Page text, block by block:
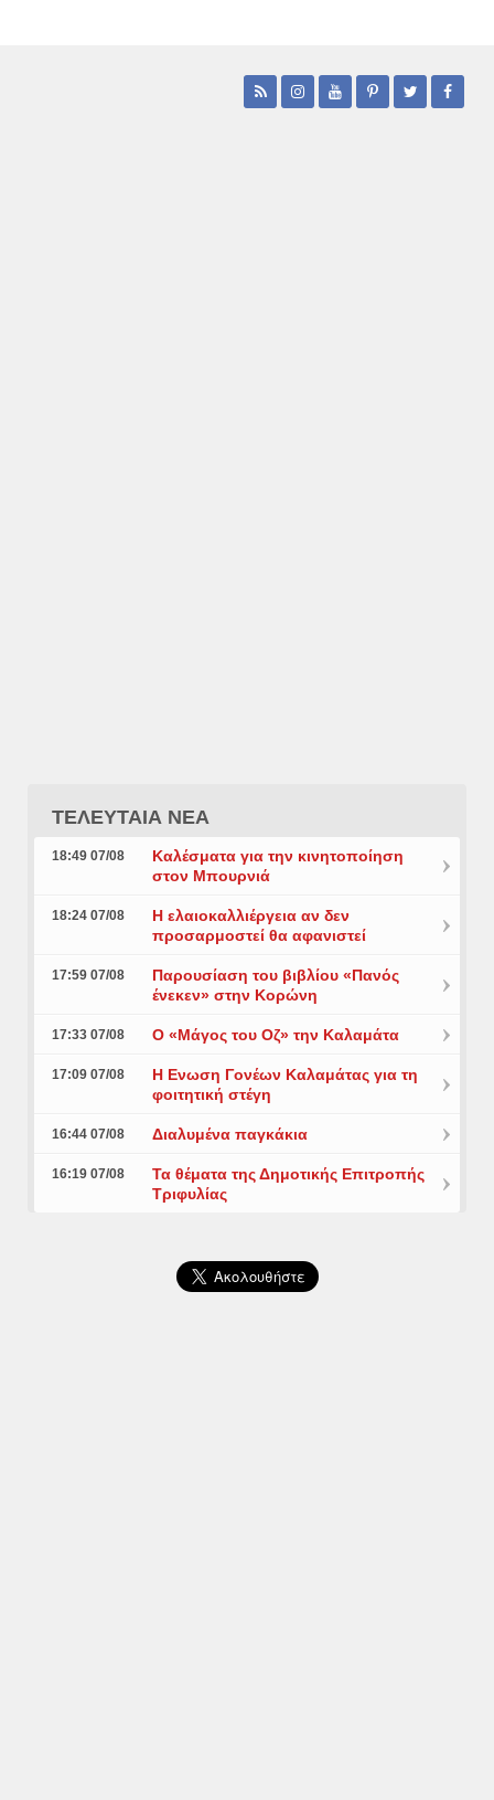
ΤΕΛΕΥΤΑΙΑ ΝΕΑ
18:49 07/08
Καλέσματα για την κινητοποίηση
στον Μπουρνιά
18:24 07/08
Η ελαιοκαλλιέργεια αν δεν
προσαρμοστεί θα αφανιστεί
17:59 07/08
Παρουσίαση του βιβλίου «Πανός
ένεκεν» στην Κορώνη
17:33 07/08 Ο «Μάγος του Οζ» την Καλαμάτα
17:09 07/08
Η Ενωση Γονέων Καλαμάτας για τη
φοιτητική στέγη
16:44 07/08 Διαλυμένα παγκάκια
16:19 07/08
Τα θέματα της Δημοτικής Επιτροπής
Τριφυλίας